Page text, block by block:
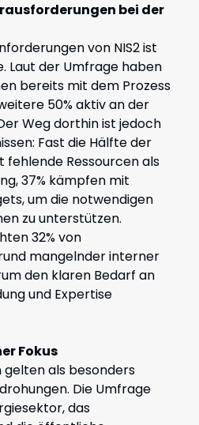
bei der
von NIS2 ist
Laut der Umfrage haben
bereits mit dem Prozess
50% aktiv an der
Weg dorthin ist jedoch
Fast die Hälfte der
Ressourcen als
37% kämpfen mit
um die notwendigen
zu unterstützen.
32% von
mangelnder interner
den klaren Bedarf an
und Expertise
Fokus
als besonders
Die Umfrage
das